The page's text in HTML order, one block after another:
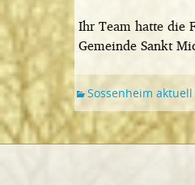
Ihr Team hatte die
Gemeinde Sankt
Sossenheim aktuell